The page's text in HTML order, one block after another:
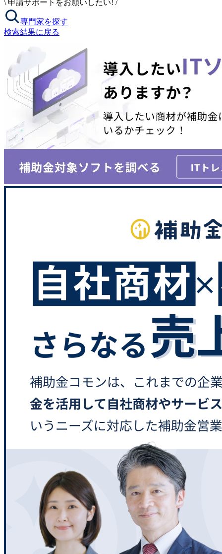
\ 申請サポートをお願いしたい! /
専門家を探す
検索結果に戻る